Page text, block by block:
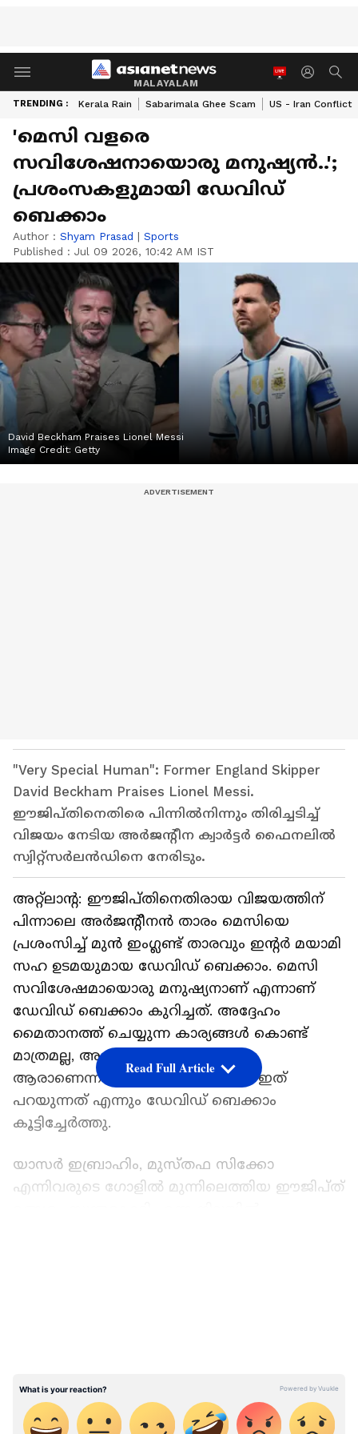
MALAYALAM
TRENDING : Kerala Rain Sabarimala Ghee Scam US - Iran Conflict
'മെസി വളരെ
സവിശേഷനായൊരു മനുഷ്യൻ..';
പ്രശംസകളുമായി ഡേവിഡ്
ബെക്കാം
Author : Shyam Prasad | Sports
Published : Jul 09 2026, 10:42 AM IST
David Beckham Praises Lionel Messi
Image Credit: Getty
"Very Special Human": Former England Skipper
David Beckham Praises Lionel Messi.
ഈജിപ്തിനെതിരെ പിന്നിൽനിന്നും തിരിച്ചടിച്ച്
വിജയം നേടിയ അർജന്റീന ക്വാർട്ടർ ഫൈനലിൽ
സ്വിറ്റ്‌സർലൻഡിനെ നേരിടും.
അറ്റ്ലാന്റ: ഈജിപ്തിനെതിരായ വിജയത്തിന്
പിന്നാലെ അർജന്റീനൻ താരം മെസിയെ
പ്രശംസിച്ച് മുൻ ഇംഗ്ലണ്ട് താരവും ഇന്റർ മയാമി
സഹ ഉടമയുമായ ഡേവിഡ് ബെക്കാം. മെസി
സവിശേഷമായൊരു മനുഷ്യനാണ് എന്നാണ്
ഡേവിഡ് ബെക്കാം കുറിച്ചത്. അദ്ദേഹം
മൈതാനത്ത് ചെയ്യുന്ന കാര്യങ്ങള്‍ കൊണ്ട്
മാത്രമല്ല, അതിന് പുറത്ത് അദ്ദേഹം
ആരാണെന്നത് കൊണ്ടുകൂടിയാണ് ഇത്
പറയുന്നത് എന്നും ഡേവിഡ് ബെക്കാം
കൂട്ടിച്ചേർത്തു.
യാസർ ഇബ്രാഹിം, മുസ്തഫ സിക്കോ
എന്നിവരുടെ ഗോളിൽ മുന്നിലെത്തിയ ഈജിപ്ത്
അനുകൂലമായാണ് റഫറിമാർ വിധിച്ചത്
എന്നായിരുന്നു പ്രധാനമായും ഉയർന്നുവന്ന
Read Full Article